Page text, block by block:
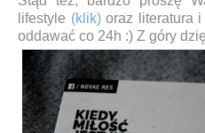
lifestyle (klik)oraz literatura i
oddawać co 24h :) Z góry